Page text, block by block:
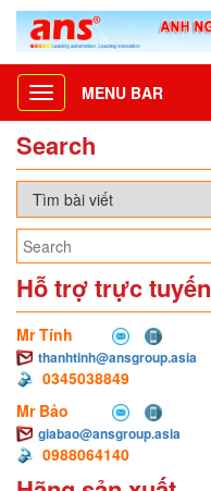
Toggle
navigation
MENU BAR
Search
Hỗ trợ trực tuyến
Mr Tính
thanhtinh@ansgroup.asia
0345038849
Mr Bảo
giabao@ansgroup.asia
0988064140